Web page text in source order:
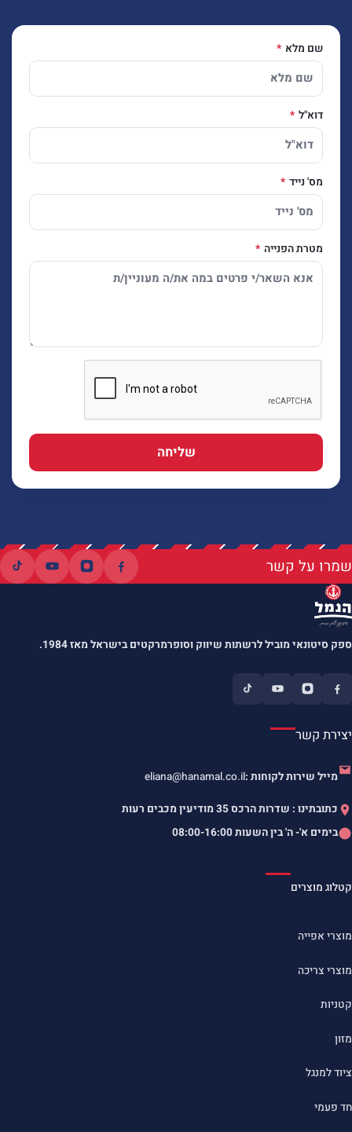
שם מלא
דוא"ל
מס' נייד
מטרת הפנייה
שליחה
שמרו על קשר
ספק סיטונאי מוביל לרשתות שיווק וסופרמרקטים בישראל מאז 1984.
יצירת קשר
מייל שירות לקוחות :eliana@hanamal.co.il
כתובתינו : שדרות הרכס 35 מודיעין מכבים רעות
בימים א'- ה' בין השעות08:00-16:00
קטלוג מוצרים
מוצרי אפייה
מוצרי צריכה
קטניות
מזון
ציוד למנגל
חד פעמי